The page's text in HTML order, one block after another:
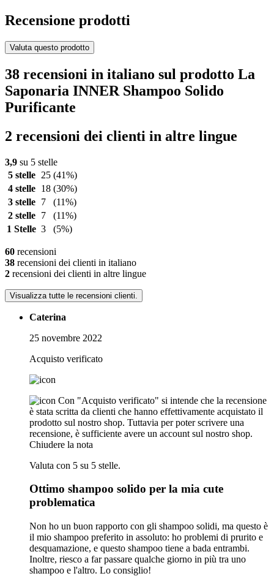
Recensione prodotti
Valuta questo prodotto
38 recensioni in italiano sul prodotto La
Saponaria INNER Shampoo Solido
Purificante
2 recensioni dei clienti in altre lingue
3,9 su 5 stelle
5 stelle
25 (41%)
4 stelle
18 (30%)
3 stelle
7
(11%)
2 stelle
7
(11%)
1 Stelle 3 (5%)
60 recensioni
38 recensioni dei clienti in italiano
2 recensioni dei clienti in altre lingue
Visualizza tutte le recensioni clienti.
Caterina
25 novembre 2022
Acquisto verificato
Con "Acquisto verificato" si intende che la recensione
è stata scritta da clienti che hanno effettivamente acquistato il
prodotto sul nostro shop. Tuttavia per poter scrivere una
recensione, è sufficiente avere un account sul nostro shop.
Chiudere la nota
Valuta con 5 su 5 stelle.
Ottimo shampoo solido per la mia cute
problematica
Non ho un buon rapporto con gli shampoo solidi, ma questo è
il mio shampoo preferito in assoluto: ho problemi di prurito e
desquamazione, e questo shampoo tiene a bada entrambi.
Inoltre, riesco a far passare qualche giorno in più tra uno
shampoo e l'altro. Lo consiglio!